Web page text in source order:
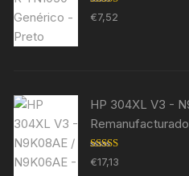
Avaliação
5.00de 5
€7,52
HP 304XL V3 -
Avaliação
5.00 de 5
€17,13